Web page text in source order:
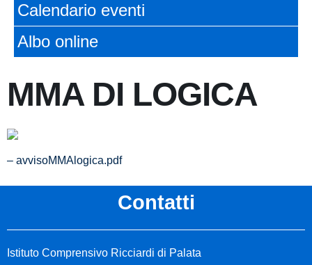
Calendario eventi
Albo online
MMA DI LOGICA
– avvisoMMAlogica.pdf
Contatti
Istituto Comprensivo Ricciardi di Palata